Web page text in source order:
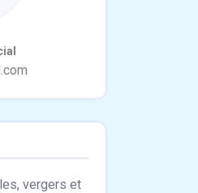
vergers et